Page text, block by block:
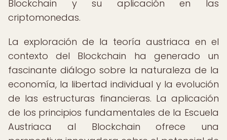
Blockchain y su aplicación en las
criptomonedas.
La exploración de la teoría austriaca en el
contexto del Blockchain ha generado un
fascinante diálogo sobre la naturaleza de la
economía, la libertad individual y la evolución
de las estructuras financieras. La aplicación
de los principios fundamentales de la Escuela
Austriaca al Blockchain ofrece una